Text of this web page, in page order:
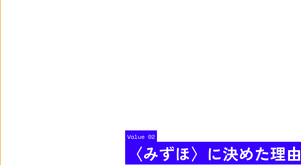
Value 02
〈みずほ〉に決めた理由